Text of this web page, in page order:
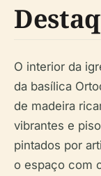
O interior da
da basílica
de madeira
vibrantes e
pintados por
o espaço com